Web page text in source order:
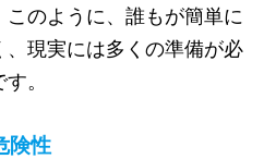
のように、誰もが簡単に
現実には多くの準備が必
。
険性